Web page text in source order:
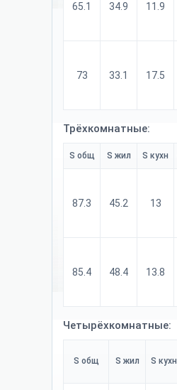
65.1 34.9 11.9
73 33.1 17.5
Трёхкомнатные:
S общ S жил S кухн
87.3 45.2 13
85.4 48.4 13.8
Четырёхкомнатные:
S общ S жил S кухн